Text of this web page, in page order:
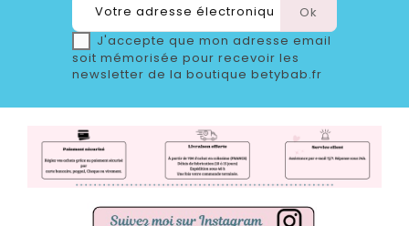
J'accepte que mon adresse email
soit mémorisée pour recevoir les
newsletter de la boutique betybab.fr